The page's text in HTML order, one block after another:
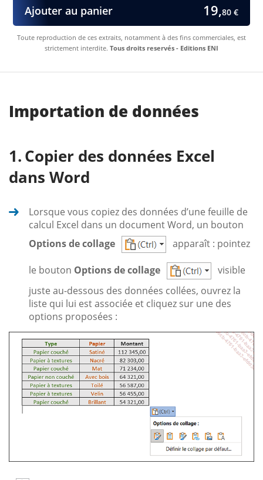
Ajouter au panier 19,80 €
Toute reproduction de ces extraits, notamment à des fins commerciales, est
strictement interdite. Tous droits reservés - Editions ENI
Importation de données
Copier des données Excel
dans Word
Lorsque vous copiez des données d’une feuille de
calcul Excel dans un document Word, un bouton
Options de collage
apparaît : pointez
le bouton Options de collage
visible
juste au-dessous des données collées, ouvrez la
liste qui lui est associée et cliquez sur une des
options proposées :